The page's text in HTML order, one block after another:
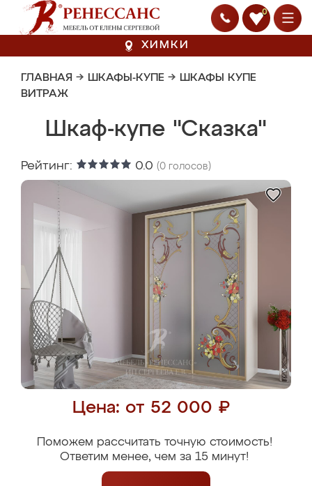
0
ХИМКИ
ГЛАВНАЯ → ШКАФЫ-КУПЕ → ШКАФЫ КУПЕ
ВИТРАЖ
Шкаф-купе "Сказка"
Рейтинг: 0.0 (0 голосов)
Цена: от 52 000 ₽
Поможем рассчитать точную стоимость!
Ответим менее, чем за 15 минут!